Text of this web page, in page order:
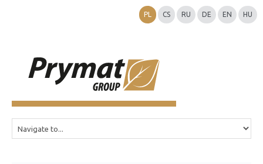
PL CS RU DE EN HU